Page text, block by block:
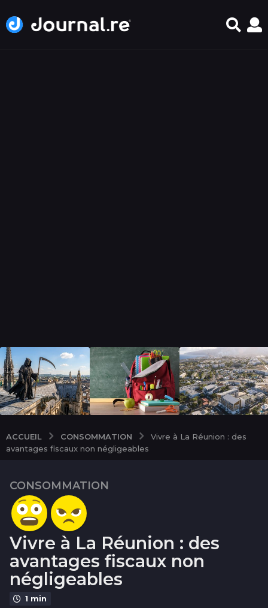
ACCUEIL CONSOMMATION
Vivre à La Réunion : des
avantages fiscaux non négligeables
1
0
a
s
1
a
n
CONSOMMATION
Vivre à La Réunion : des
avantages fiscaux non
négligeables
1 min